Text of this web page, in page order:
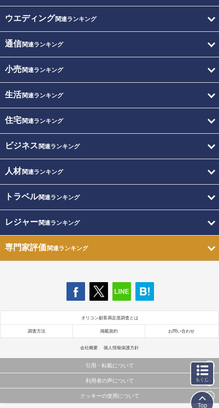
ウエディング関連ランキング
通信関連ランキング
小売関連ランキング
生活関連ランキング
住宅関連ランキング
ビジネス 関連ランキング
人材関連ランキング
トラベル関連ランキング
レジャー関連ランキング
専門家評価関連ランキング
オリコン顧客満足度調査とは
調査方法 掲載規約 お問い合わせ
会社概要 個人情報保護方針
引用・転載について
当サイトで公開されている情報（文字、写真、イラスト、画像データ等）及びこれらの配置・
これらの情報を権利者の許可なく無断転載・複製などの二次利用を行うことは固く禁じており
利用者の声について
当サイトに掲載している内容はすべてサービスの利用者が提出された見解・感想です。
クッキーの使用について
もくじ
Top